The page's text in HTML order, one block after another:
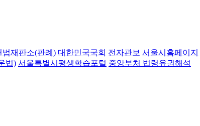
법재판소(판례) 대한민국국회 전자관보 서울시홈페이지
법) 서울특별시평생학습포털 중앙부처 법령유권해석